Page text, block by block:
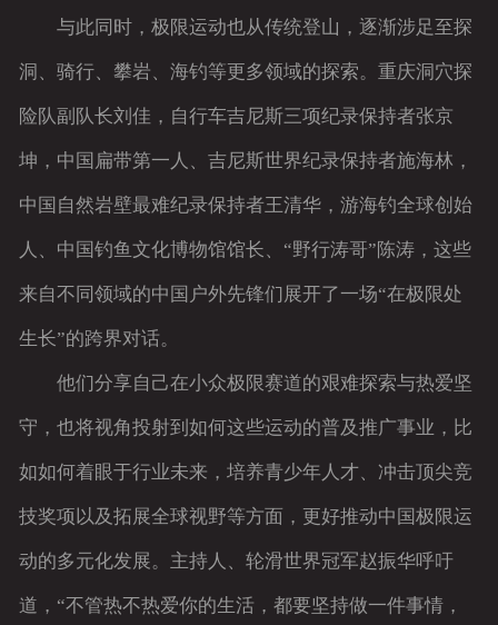
与此同时，极限运动也从传统登山，逐渐涉足至探
洞、骑行、攀岩、海钓等更多领域的探索。重庆洞穴探
险队副队长刘佳，自行车吉尼斯三项纪录保持者张京
坤，中国扁带第一人、吉尼斯世界纪录保持者施海林，
中国自然岩壁最难纪录保持者王清华，游海钓全球创始
人、中国钓鱼文化博物馆馆长、“野行涛哥”陈涛，这些
来自不同领域的中国户外先锋们展开了一场“在极限处
生长”的跨界对话。
他们分享自己在小众极限赛道的艰难探索与热爱坚
守，也将视角投射到如何这些运动的普及推广事业，比
如如何着眼于行业未来，培养青少年人才、冲击顶尖竞
技奖项以及拓展全球视野等方面，更好推动中国极限运
动的多元化发展。主持人、轮滑世界冠军赵振华呼吁
道，“不管热不热爱你的生活，都要坚持做一件事情，